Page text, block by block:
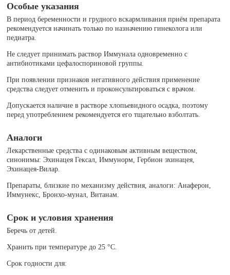
Особые указания
В период беременности и грудного вскармливания приём препарата
рекомендуется начинать только по назначению гинеколога или
педиатра.
Не следует принимать раствор Иммунала одновременно с
антибиотиками цефалоспориновой группы.
При появлении признаков негативного действия применение
средства следует отменить и проконсультироваться с врачом.
Допускается наличие в растворе хлопьевидного осадка, поэтому
перед употреблением рекомендуется его тщательно взболтать.
Аналоги
Лекарственные средства с одинаковым активным веществом,
синонимы: Эхинацея Гексал, Иммунорм, Гербион эхинацея,
Эхинацея-Вилар.
Препараты, близкие по механизму действия, аналоги: Анаферон,
Иммунекс, Бронхо-мунал, Витанам.
Срок и условия хранения
Беречь от детей.
Хранить при температуре до 25 °C.
Срок годности для: